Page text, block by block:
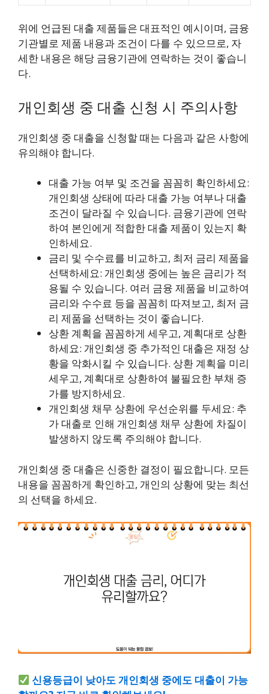
위에 언급된 대출 제품들은 대표적인 예시이며, 금융
기관별로 제품 내용과 조건이 다를 수 있으므로, 자
세한 내용은 해당 금융기관에 연락하는 것이 좋습니
다.
개인회생 중 대출 신청 시 주의사항
개인회생 중 대출을 신청할 때는 다음과 같은 사항에
유의해야 합니다.
대출 가능 여부 및 조건을 꼼꼼히 확인하세요:
개인회생 상태에 따라 대출 가능 여부나 대출
조건이 달라질 수 있습니다. 금융기관에 연락
하여 본인에게 적합한 대출 제품이 있는지 확
인하세요.
금리 및 수수료를 비교하고, 최저 금리 제품을
선택하세요: 개인회생 중에는 높은 금리가 적
용될 수 있습니다. 여러 금융 제품을 비교하여
금리와 수수료 등을 꼼꼼히 따져보고, 최저 금
리 제품을 선택하는 것이 좋습니다.
상환 계획을 꼼꼼하게 세우고, 계획대로 상환
하세요: 개인회생 중 추가적인 대출은 재정 상
황을 악화시킬 수 있습니다. 상환 계획을 미리
세우고, 계획대로 상환하여 불필요한 부채 증
가를 방지하세요.
개인회생 채무 상환에 우선순위를 두세요: 추
가 대출로 인해 개인회생 채무 상환에 차질이
발생하지 않도록 주의해야 합니다.
개인회생 중 대출은 신중한 결정이 필요합니다. 모든
내용을 꼼꼼하게 확인하고, 개인의 상황에 맞는 최선
의 선택을 하세요.
신용등급이 낮아도 개인회생 중에도 대출이 가능